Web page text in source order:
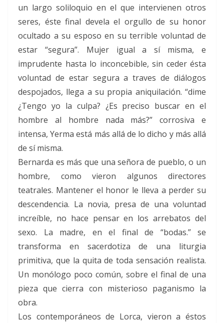
un largo soliloquio en el que intervienen otros
seres, éste final devela el orgullo de su honor
ocultado a su esposo en su terrible voluntad de
estar “segura”. Mujer igual a sí misma, e
imprudente hasta lo inconcebible, sin ceder ésta
voluntad de estar segura a traves de diálogos
despojados, llega a su propia aniquilación. “dime
¿Tengo yo la culpa? ¿Es preciso buscar en el
hombre al hombre nada más?” corrosiva e
intensa, Yerma está más allá de lo dicho y más allá
de sí misma.
Bernarda es más que una señora de pueblo, o un
hombre, como vieron algunos directores
teatrales. Mantener el honor le lleva a perder su
descendencia. La novia, presa de una voluntad
increíble, no hace pensar en los arrebatos del
sexo. La madre, en el final de “bodas.” se
transforma en sacerdotiza de una liturgia
primitiva, que la quita de toda sensación realista.
Un monólogo poco común, sobre el final de una
pieza que cierra con misterioso paganismo la
obra.
Los contemporáneos de Lorca, vieron a éstos